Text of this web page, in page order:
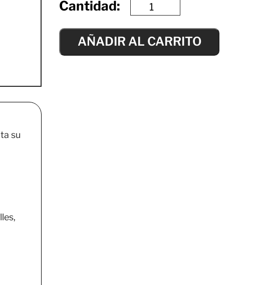
AÑADIR AL CARRITO
su